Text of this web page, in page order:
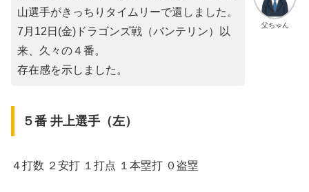
父ちゃん
山選手がきっちりタイムリーで還しました。
7月12日(金)ドラゴンズ戦（バンテリン）以
来、久々の４番。
存在感を示しました。
５番 井上選手（左）
４打数 ２安打 １打点 １本塁打 ０盗塁